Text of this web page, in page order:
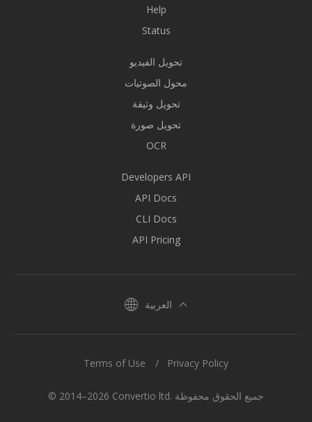
Help
Status
تحويل الفيديو
محول الصوتيات
تحويل وثيقة
تحويل صورة
OCR
Developers API
API Docs
CLI Docs
API Pricing
العربية
© 2014–2026 Convertio ltd. جميع الحقوق محفوظة
Terms of Use Privacy Policy